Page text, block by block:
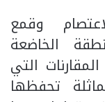
وقمع
الخاضعة
التي
تحفظها